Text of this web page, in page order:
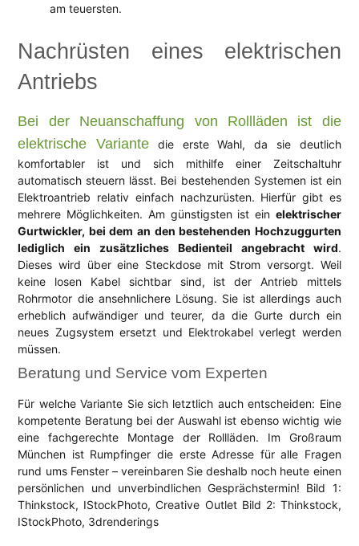
am teuersten.
Nachrüsten eines elektrischen
Antriebs
Bei der Neuanschaffung von Rollläden ist die
elektrische Variante die erste Wahl, da sie deutlich
komfortabler ist und sich mithilfe einer Zeitschaltuhr
automatisch steuern lässt. Bei bestehenden Systemen ist ein
Elektroantrieb relativ einfach nachzurüsten. Hierfür gibt es
mehrere Möglichkeiten. Am günstigsten ist ein elektrischer
Gurtwickler, bei dem an den bestehenden Hochzuggurten
lediglich ein zusätzliches Bedienteil angebracht wird.
Dieses wird über eine Steckdose mit Strom versorgt. Weil
keine losen Kabel sichtbar sind, ist der Antrieb mittels
Rohrmotor die ansehnlichere Lösung. Sie ist allerdings auch
erheblich aufwändiger und teurer, da die Gurte durch ein
neues Zugsystem ersetzt und Elektrokabel verlegt werden
müssen.
Beratung und Service vom Experten
Für welche Variante Sie sich letztlich auch entscheiden: Eine
kompetente Beratung bei der Auswahl ist ebenso wichtig wie
eine fachgerechte Montage der Rollläden. Im Großraum
München ist Rumpfinger die erste Adresse für alle Fragen
rund ums Fenster – vereinbaren Sie deshalb noch heute einen
persönlichen und unverbindlichen Gesprächstermin! Bild 1:
Thinkstock, IStockPhoto, Creative Outlet Bild 2: Thinkstock,
IStockPhoto, 3drenderings